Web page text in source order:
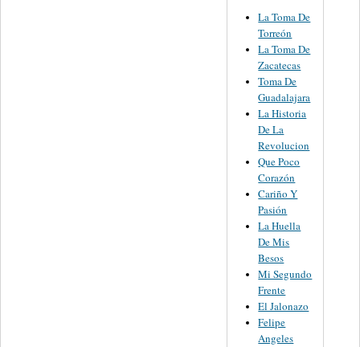
La Toma De
Torreón
La Toma De
Zacatecas
Toma De
Guadalajara
La Historia
De La
Revolucion
Que Poco
Corazón
Cariño Y
Pasión
La Huella
De Mis
Besos
Mi Segundo
Frente
El Jalonazo
Felipe
Angeles